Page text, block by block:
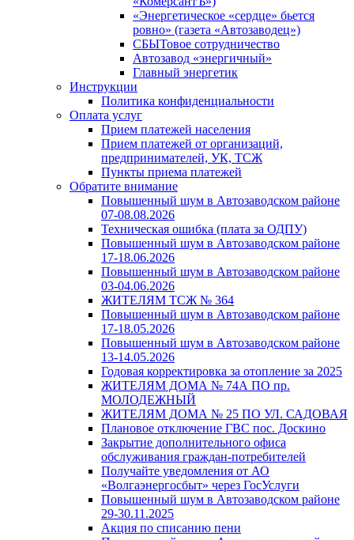
«Энергетическое «сердце» бьется
ровно» (газета «Автозаводец»)
СБЫТовое сотрудничество
Автозавод «энергичный»
Главный энергетик
Инструкции
Политика конфиденциальности
Оплата услуг
Прием платежей населения
Прием платежей от организаций,
предпринимателей, УК, ТСЖ
Пункты приема платежей
Обратите внимание
Повышенный шум в Автозаводском районе
07-08.08.2026
Техническая ошибка (плата за ОДПУ)
Повышенный шум в Автозаводском районе
17-18.06.2026
Повышенный шум в Автозаводском районе
03-04.06.2026
ЖИТЕЛЯМ ТСЖ № 364
Повышенный шум в Автозаводском районе
17-18.05.2026
Повышенный шум в Автозаводском районе
13-14.05.2026
Годовая корректировка за отопление за 2025
ЖИТЕЛЯМ ДОМА № 74А ПО пр.
МОЛОДЕЖНЫЙ
ЖИТЕЛЯМ ДОМА № 25 ПО УЛ. САДОВАЯ
Плановое отключение ГВС пос. Доскино
Закрытие дополнительного офиса
обслуживания граждан-потребителей
Получайте уведомления от АО
«Волгаэнергосбыт» через ГосУслуги
Повышенный шум в Автозаводском районе
29-30.11.2025
Акция по списанию пени